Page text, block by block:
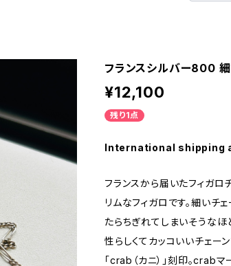
フランスシルバー800 細
¥12,100
残り1点
International shipping
フランスから届いたフィガロ
リムなフィガロです。細いチ
たらちぎれてしまいそうなほ
性らしくてカッコいいチェー
「crab（カニ）」刻印。crab